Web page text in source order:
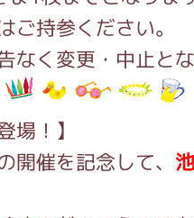
持参ください。
なく変更・中止と
場！】
開催を記念して、